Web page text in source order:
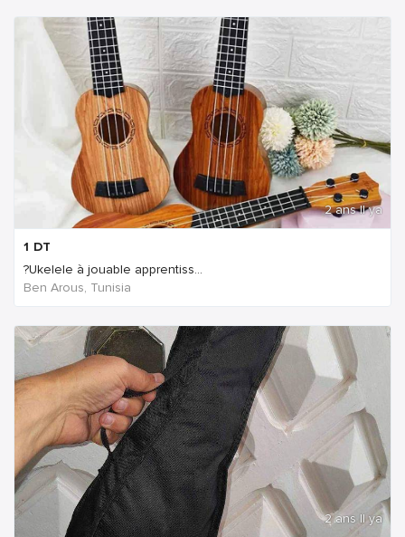
2 ans Il ya
1 DT
?Ukelele à jouable apprentiss...
Ben Arous, Tunisia
2 ans Il ya